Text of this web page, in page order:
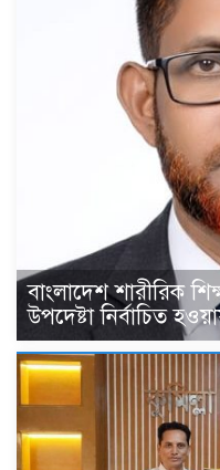
বাংলাদেশ শারীরিক
উপদেষ্টা নির্বাচিত